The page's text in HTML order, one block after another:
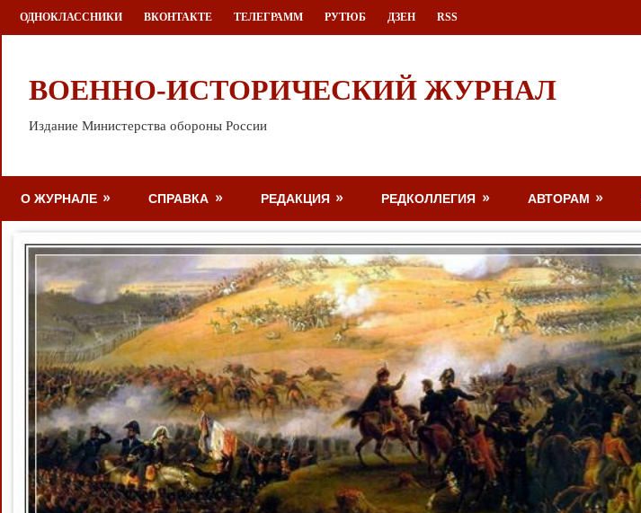
Перейти
к
ОДНОКЛАССНИКИ ВКОНТАКТЕ ТЕЛЕГРАММ РУТЮБ ДЗЕН RSS
ВОЕННО-ИСТОРИЧЕСКИЙ ЖУРНАЛ
Издание Министерства обороны России
О ЖУРНАЛЕ СПРАВКА РЕДАКЦИЯ РЕДКОЛЛЕГИЯ АВТОРАМ